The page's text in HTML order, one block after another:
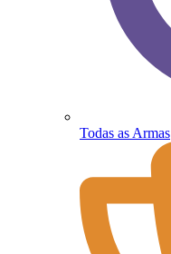
Todas as Armas